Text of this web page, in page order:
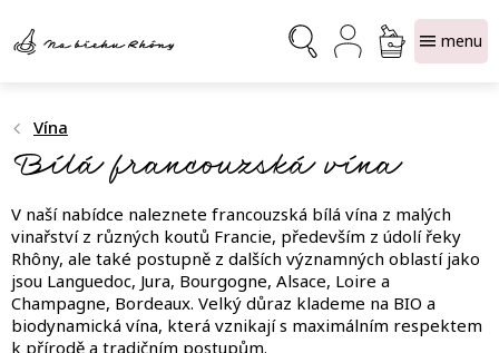
obsah
NÁKUPNÍ
KOŠÍK
Vína
Bílá francouzská vína
V naší nabídce naleznete francouzská bílá vína z malých
vinařství z různých koutů Francie, především z údolí řeky
Rhôny, ale také postupně z dalších významných oblastí jako
jsou Languedoc, Jura, Bourgogne, Alsace, Loire a
Champagne, Bordeaux. Velký důraz klademe na BIO a
biodynamická vína, která vznikají s maximálním respektem
k přírodě a tradičním postupům.